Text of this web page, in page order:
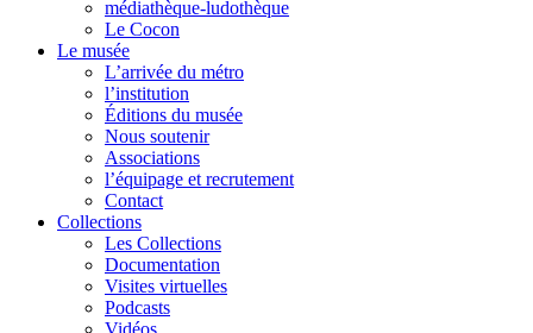
médiathèque-ludothèque
Le Cocon
Le musée
L’arrivée du métro
l’institution
Éditions du musée
Nous soutenir
Associations
l’équipage et recrutement
Contact
Collections
Les Collections
Documentation
Visites virtuelles
Podcasts